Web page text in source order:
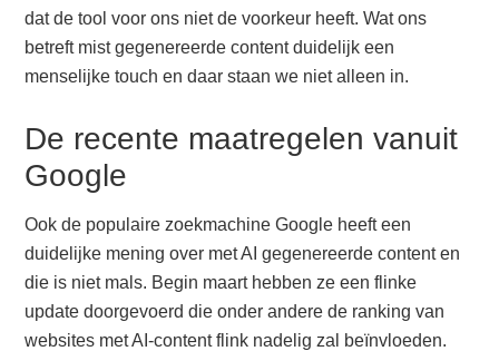
dat de tool voor ons niet de voorkeur heeft. Wat ons
betreft mist gegenereerde content duidelijk een
menselijke touch en daar staan we niet alleen in.
De recente maatregelen vanuit
Google
Ook de populaire zoekmachine Google heeft een
duidelijke mening over met AI gegenereerde content en
die is niet mals. Begin maart hebben ze een flinke
update doorgevoerd die onder andere de ranking van
websites met AI-content flink nadelig zal beïnvloeden.